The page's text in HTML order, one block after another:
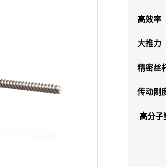
高效率
大推力
精密丝
传动刚
高分子